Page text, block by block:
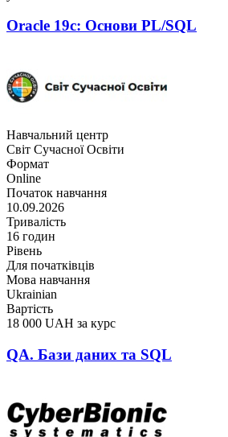
Oracle 19c: Основи PL/SQL
Навчальний центр
Світ Сучасної Освіти
Формат
Online
Початок навчання
10.09.2026
Тривалість
16 годин
Рівень
Для початківців
Мова навчання
Ukrainian
Вартість
18 000 UAH за курс
QA. Бази даних та SQL